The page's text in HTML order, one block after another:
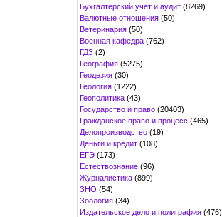
Бухгалтерский учет и аудит (8269)
Валютные отношения (50)
Ветеринария (50)
Военная кафедра (762)
ГДЗ (2)
География (5275)
Геодезия (30)
Геология (1222)
Геополитика (43)
Государство и право (20403)
Гражданское право и процесс (465)
Делопроизводство (19)
Деньги и кредит (108)
ЕГЭ (173)
Естествознание (96)
Журналистика (899)
ЗНО (54)
Зоология (34)
Издательское дело и полиграфия (476)